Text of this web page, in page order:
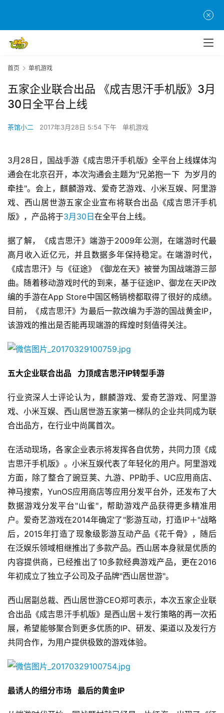
页
游
茶
原
创
游
戏
业
界
手
机
游
单
机
游
戏
闲
首页 单机游戏
五家企业联合出品 《成吉思汗手机版》3月
30日全平台上线
茶馆小二 2017年3月28日 5:54 下午 单机游戏
3月28日，国战手游《成吉思汗手机版》全平台上线媒体沟
通会在北京召开，本次沟通会主题为"兄弟抱一下  为岁月的
牵挂"。会上，麒麟游戏、爱奇艺游戏、小米互娱、阿里游
戏、西山居世游五家企业宣布将联合出品《成吉思汗手机
版》，产品将于3月30日 在全平台上线。
据了解，《成吉思汗》端游于2009年公测，在端游时代最
高月收入近亿元，并且数据多年保持稳定。在端游时代，
《成吉思汗》与《征途》《御龙在天》被誉为国战端游三部
曲。随着移动游戏时代的到来，基于征途IP、御龙在天IP改
编的手游在App Store中国区畅销榜都取得了很好的成绩。
目前，《成吉思汗》为最后一款改编为手游的国战黄金IP，
该游戏的推出是否能再现端游的辉煌时刻值得关注。
五大企业联合出品   力顶成吉思汗IP转型手游
行业资深人士评论认为，麒麟游戏、爱奇艺游戏、阿里游
戏、小米互娱、西山居世游五家第一梯队的企业共同成为联
合出品方，在行业中尚属首次。
在活动现场，各家企业表示将发挥各自优势，共同力顶《成
吉思汗手机版》。小米互娱代表了年轻化的用户。阿里游戏
方面，除了整合了豌豆荚、九游、PP助手、UC应用商店、
神马搜索，YunOS应用商店等应用分发平台外，还发布了大
数据游戏分发平台"山雀"，帮助游戏产品获得更多精准用
户。爱奇艺游戏在2014年确定了"影游互动，打造IP＋"战略
后，2015年打造了现象级影游互动产品《花千骨》，随后
在泛娱乐领域相继推出了多款产品。西山居本身就是优质的
内容提供商，已经推出了10多款经典游戏产品，更在2016
年初成立了独立子公司及子品牌"西山居世游"。
西山居副总裁、西山居世游CEO郑可表示，本次五家企业联
合出品《成吉思汗手机版》是西山居＋发行策略的再一次拓
展，希望能够聚合到更多优质的IP、研发、渠道以及发行方
共同合作，为用户提供极致的游戏体验。
最诱人的细分市场   最后的黄金IP